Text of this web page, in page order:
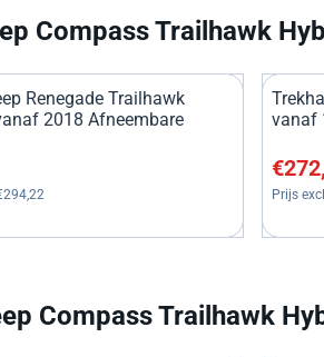
Compass Trailhawk
Renegade Trailhawk
2018 Afneembare
exclusief btw: 294,22
vanaf
Prijs:
Prijs
Compass Trailhawk